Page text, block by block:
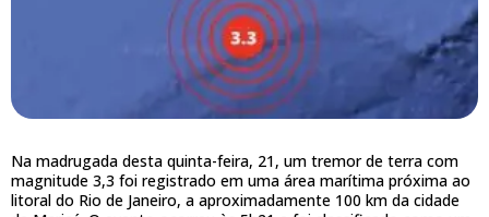
Na madrugada desta quinta-feira, 21, um tremor de terra com
magnitude 3,3 foi registrado em uma área marítima próxima ao
litoral do Rio de Janeiro, a aproximadamente 100 km da cidade